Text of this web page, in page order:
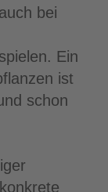
bei
Ein
ist
schon